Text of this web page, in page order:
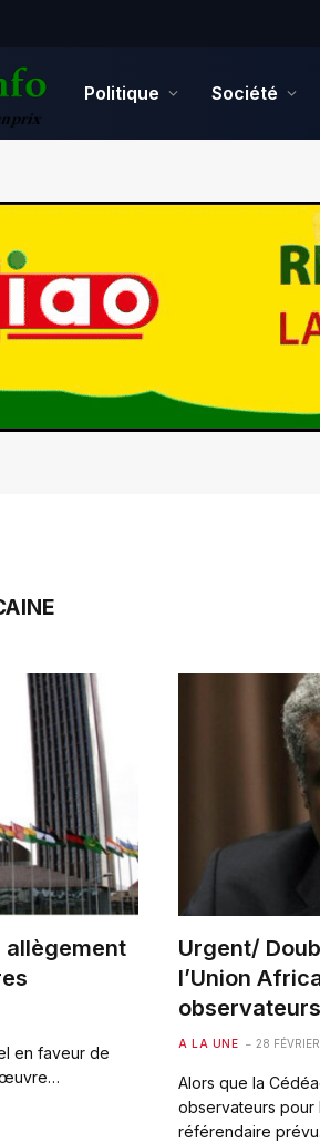
Politique Société
allègement
en faveur de
œuvre…
Urgent/
l’Union
observateurs
A LA UNE 28
Alors que la
observateurs pour
référendaire